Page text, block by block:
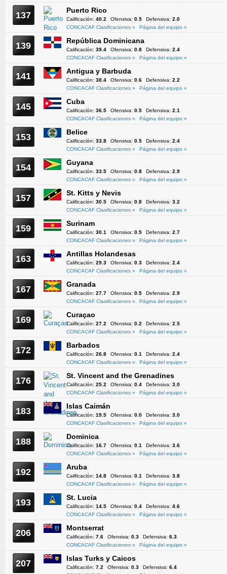
137 Puerto Rico
Calificación: 40.2 Ofensiva: 0.5 Defensiva: 2.0
CONCACAF Clasificaciones »
Página del equipo »
139 República Dominicana
Calificación: 39.4 Ofensiva: 0.8 Defensiva: 2.4
CONCACAF Clasificaciones »
Página del equipo »
141 Antigua y Barbuda
Calificación: 38.4 Ofensiva: 0.6 Defensiva: 2.2
CONCACAF Clasificaciones »
Página del equipo »
145 Cuba
Calificación: 36.5 Ofensiva: 0.5 Defensiva: 2.1
CONCACAF Clasificaciones »
Página del equipo »
153 Belice
Calificación: 33.8 Ofensiva: 0.5 Defensiva: 2.4
CONCACAF Clasificaciones »
Página del equipo »
154 Guyana
Calificación: 33.5 Ofensiva: 0.8 Defensiva: 2.9
CONCACAF Clasificaciones »
Página del equipo »
157 St. Kitts y Nevis
Calificación: 30.5 Ofensiva: 0.8 Defensiva: 3.2
CONCACAF Clasificaciones »
Página del equipo »
159 Surinam
Calificación: 30.1 Ofensiva: 0.5 Defensiva: 2.7
CONCACAF Clasificaciones »
Página del equipo »
163 Antillas Holandesas
Calificación: 29.3 Ofensiva: 0.3 Defensiva: 2.4
CONCACAF Clasificaciones »
Página del equipo »
167 Granada
Calificación: 27.7 Ofensiva: 0.5 Defensiva: 2.9
CONCACAF Clasificaciones »
Página del equipo »
169 Curaçao
Calificación: 27.2 Ofensiva: 0.2 Defensiva: 2.5
CONCACAF Clasificaciones »
Página del equipo »
172 Barbados
Calificación: 26.8 Ofensiva: 0.1 Defensiva: 2.4
CONCACAF Clasificaciones »
Página del equipo »
176 St. Vincent and the Grenadines
Calificación: 25.2 Ofensiva: 0.4 Defensiva: 3.0
CONCACAF Clasificaciones »
Página del equipo »
183 Islas Caimán
Calificación: 19.5 Ofensiva: 0.0 Defensiva: 3.0
CONCACAF Clasificaciones »
Página del equipo »
188 Dominica
Calificación: 16.7 Ofensiva: 0.1 Defensiva: 3.6
CONCACAF Clasificaciones »
Página del equipo »
192 Aruba
Calificación: 14.8 Ofensiva: 0.1 Defensiva: 3.8
CONCACAF Clasificaciones »
Página del equipo »
193 St. Lucia
Calificación: 14.5 Ofensiva: 0.4 Defensiva: 4.6
CONCACAF Clasificaciones »
Página del equipo »
206 Montserrat
Calificación: 7.6 Ofensiva: 0.3 Defensiva: 6.3
CONCACAF Clasificaciones »
Página del equipo »
207 Islas Turks y Caicos
Calificación: 7.2 Ofensiva: 0.3 Defensiva: 6.4